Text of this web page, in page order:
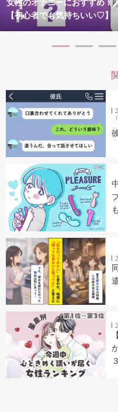
女性のオナニーにおすすめ！
【初心者でも気持ちいい♡】